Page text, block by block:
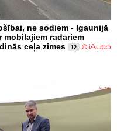
ne sodiem - Igaunijā
mobilajiem radariem
ceļa zimes
12